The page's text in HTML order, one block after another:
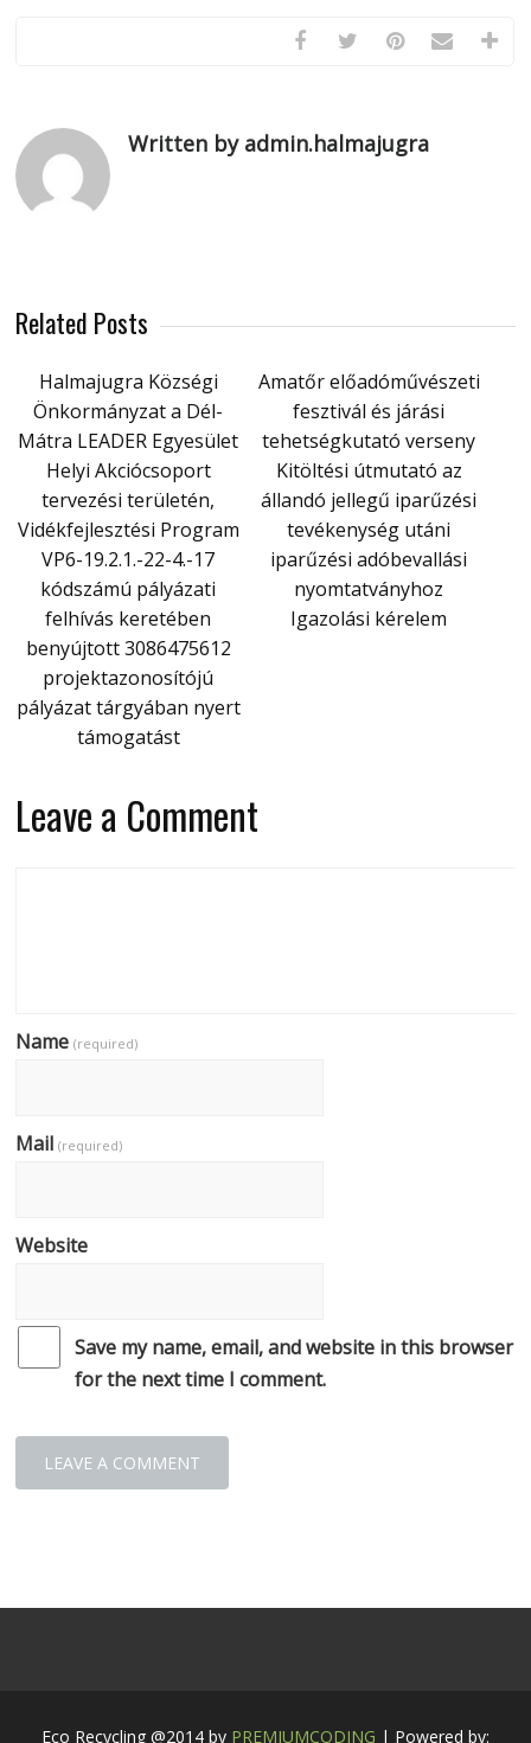
Written by admin.halmajugra
Related Posts
Halmajugra Községi
Önkormányzat a Dél-
Mátra LEADER Egyesület
Helyi Akciócsoport
tervezési területén,
Vidékfejlesztési Program
VP6-19.2.1.-22-4.-17
kódszámú pályázati
felhívás keretében
benyújtott 3086475612
projektazonosítójú
pályázat tárgyában nyert
támogatást
Amatőr előadóművészeti
fesztivál és járási
tehetségkutató verseny
Kitöltési útmutató az
állandó jellegű iparűzési
tevékenység utáni
iparűzési adóbevallási
nyomtatványhoz
Igazolási kérelem
Leave a Comment
Name(required)
Mail(required)
Website
Save my name, email, and website in this browser
for the next time I comment.
Eco Recycling @2014 by PREMIUMCODING | Powered by: